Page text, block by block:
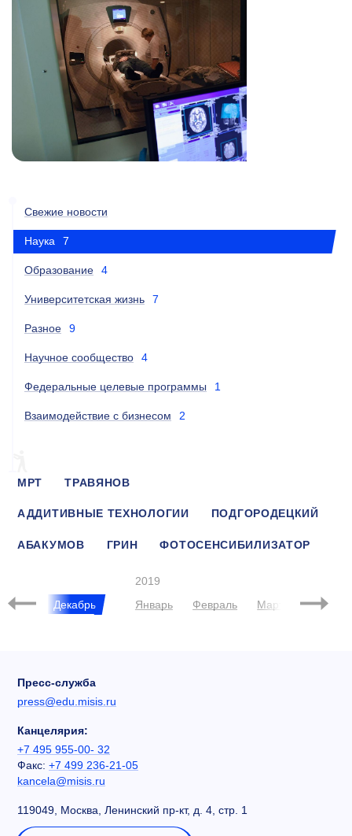
Свежие новости
Наука 7
Образование 4
Университетская жизнь 7
Разное 9
Научное сообщество 4
Федеральные целевые программы 1
Взаимодействие с бизнесом 2
МРТ ТРАВЯНОВ
АДДИТИВНЫЕ ТЕХНОЛОГИИ ПОДГОРОДЕЦКИЙ
АБАКУМОВ ГРИН ФОТОСЕНСИБИЛИЗАТОР
Декабрь
2019
Январь
Февраль Март Апрель
Пресс-служба
press@edu.misis.ru
Канцелярия:
+7 495 955-00- 32
Факс: +7 499 236-21-05
kancela@misis.ru
119049, Москва, Ленинский пр-кт, д. 4, стр. 1